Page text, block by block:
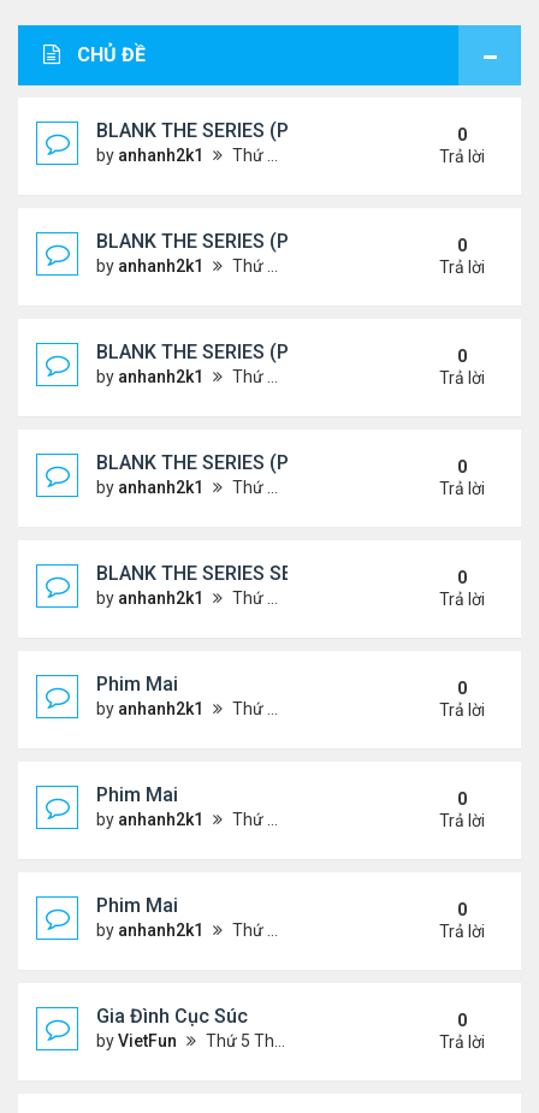
CHỦ ĐỀ
BLANK THE SERIES (PHẦN 2)
by anhanh2k1 Thứ 4 Tháng 5 29, 2024 3:16 am
0
Trả lời
BLANK THE SERIES (PHẦN 2)
by anhanh2k1 Thứ 7 Tháng 5 25, 2024 1:51 am
0
Trả lời
BLANK THE SERIES (PHẦN 2)
by anhanh2k1 Thứ 6 Tháng 5 24, 2024 1:54 am
0
Trả lời
BLANK THE SERIES (PHẦN 2)
by anhanh2k1 Thứ 6 Tháng 5 24, 2024 1:53 am
0
Trả lời
BLANK THE SERIES SEASON 2 (2024)
by anhanh2k1 Thứ 5 Tháng 5 23, 2024 1:03 am
0
Trả lời
Phim Mai
by anhanh2k1 Thứ 3 Tháng 5 21, 2024 1:06 am
0
Trả lời
Phim Mai
by anhanh2k1 Thứ 2 Tháng 5 20, 2024 2:03 am
0
Trả lời
Phim Mai
by anhanh2k1 Thứ 6 Tháng 5 17, 2024 9:42 pm
0
Trả lời
Gia Đình Cục Súc
byVietFun Thứ 5 Tháng 1 19, 2023 4:42 pm
0
Trả lời